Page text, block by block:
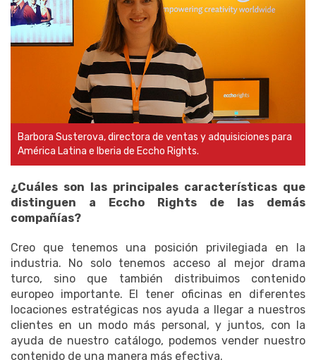
Barbora Susterova, directora de ventas y adquisiciones para
América Latina e Iberia de Eccho Rights.
¿Cuáles son las principales características que
distinguen a Eccho Rights de las demás
compañías?
Creo que tenemos una posición privilegiada en la
industria. No solo tenemos acceso al mejor drama
turco, sino que también distribuimos contenido
europeo importante. El tener oficinas en diferentes
locaciones estratégicas nos ayuda a llegar a nuestros
clientes en un modo más personal, y juntos, con la
ayuda de nuestro catálogo, podemos vender nuestro
contenido de una manera más efectiva.